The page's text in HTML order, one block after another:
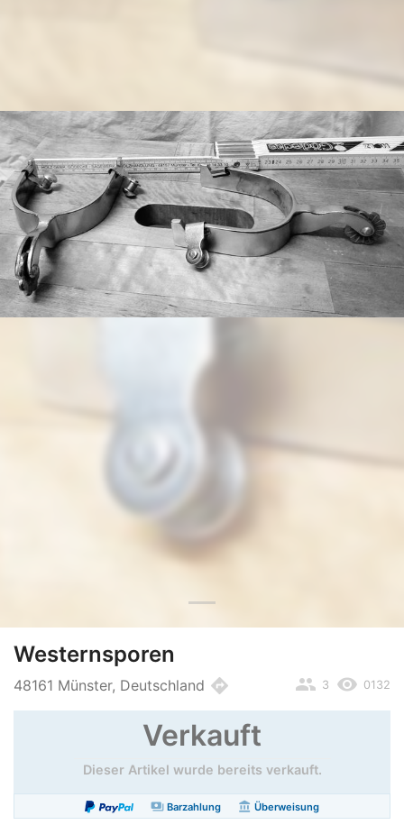
Westernsporen
48161 Münster, Deutschland directions remove_red_eye 0132
people 3
Verkauft
Dieser Artikel wurde bereits verkauft.
paymentsBarzahlung account_balance Überweisung